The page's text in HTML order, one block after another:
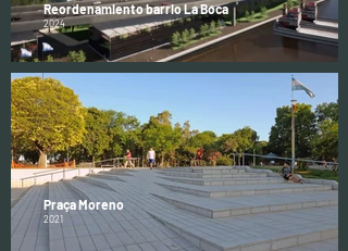
Reordenamiento barrio La Boca
2024
Praça Moreno
2021